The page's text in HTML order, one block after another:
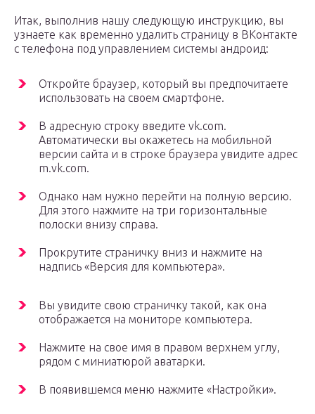
Итак, выполнив нашу следующую инструкцию, вы
узнаете как временно удалить страницу в ВКонтакте
с телефона под управлением системы андроид:
Откройте браузер, который вы предпочитаете
использовать на своем смартфоне.
В адресную строку введите vk.com.
Автоматически вы окажетесь на мобильной
версии сайта и в строке браузера увидите адрес
m.vk.com.
Однако нам нужно перейти на полную версию.
Для этого нажмите на три горизонтальные
полоски внизу справа.
Прокрутите страничку вниз и нажмите на
надпись «Версия для компьютера».
Вы увидите свою страничку такой, как она
отображается на мониторе компьютера.
Нажмите на свое имя в правом верхнем углу,
рядом с миниатюрой аватарки.
В появившемся меню нажмите «Настройки».